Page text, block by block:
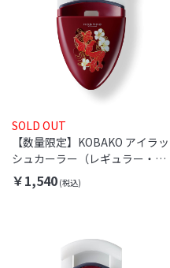
SOLD OUT
【数量限定】KOBAKO アイラッ
シュカーラー（レギュラー・マ
ルーン・キンギョ）
￥1,540